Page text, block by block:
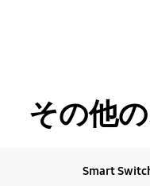
その他
Smart